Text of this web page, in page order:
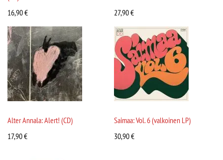
16,90€ 27,90€
Alter Annala: Alert! (CD)
17,90€
Saimaa: Vol. 6 (valkoinen LP)
30,90€